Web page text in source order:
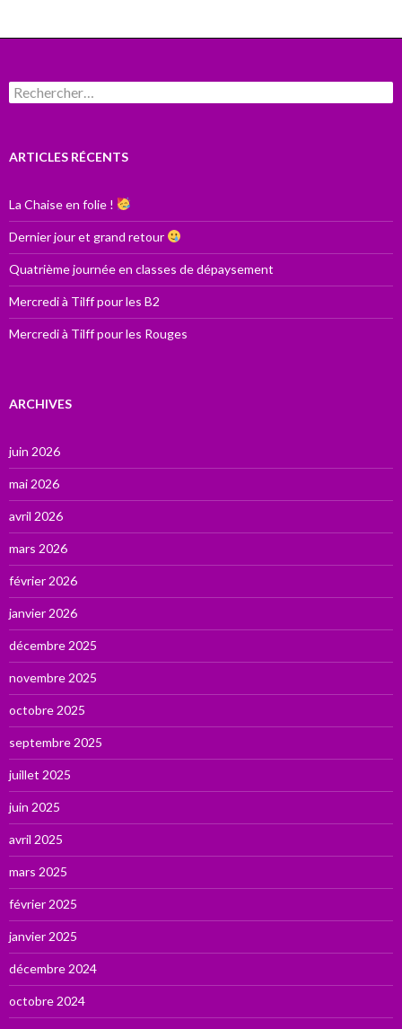
Rechercher :
ARTICLES RÉCENTS
La Chaise en folie !
Dernier jour et grand retour
Quatrième journée en classes de dépaysement
Mercredi à Tilff pour les B2
Mercredi à Tilff pour les Rouges
ARCHIVES
juin 2026
mai 2026
avril 2026
mars 2026
février 2026
janvier 2026
décembre 2025
novembre 2025
octobre 2025
septembre 2025
juillet 2025
juin 2025
avril 2025
mars 2025
février 2025
janvier 2025
décembre 2024
octobre 2024